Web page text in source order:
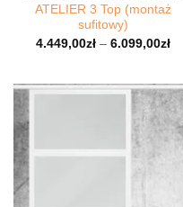
ATELIER 3 Top (montaż
sufitowy)
4.449,00zł– 6.099,00zł